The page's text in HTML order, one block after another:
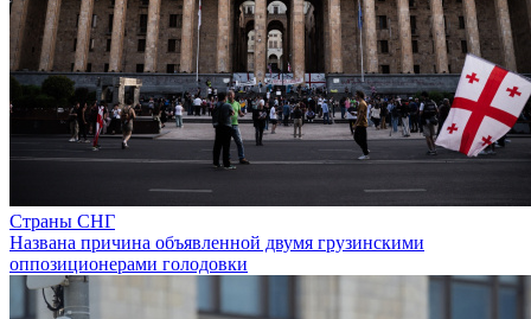
Страны СНГ
Названа причина объявленной двумя грузинскими
оппозиционерами голодовки